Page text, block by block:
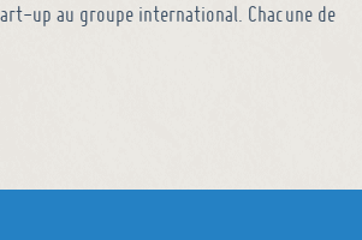
up au groupe international. Chacune de